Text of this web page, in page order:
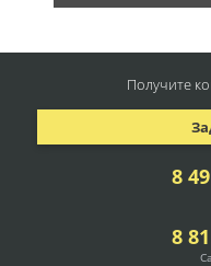
8
8
Получите